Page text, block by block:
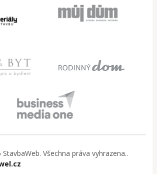
Všechna práva vyhrazena..